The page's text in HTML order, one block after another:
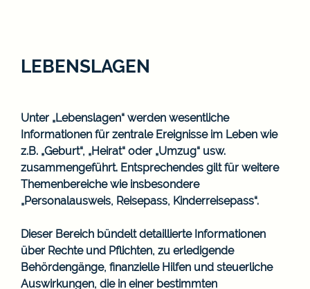
LEBENSLAGEN
Unter „Lebenslagen“ werden wesentliche
Informationen für zentrale Ereignisse im Leben wie
z.B. „Geburt“, „Heirat“ oder „Umzug“ usw.
zusammengeführt. Entsprechendes gilt für weitere
Themenbereiche wie insbesondere
„Personalausweis, Reisepass, Kinderreisepass“.
Dieser Bereich bündelt detaillierte Informationen
über Rechte und Pflichten, zu erledigende
Behördengänge, finanzielle Hilfen und steuerliche
Auswirkungen, die in einer bestimmten